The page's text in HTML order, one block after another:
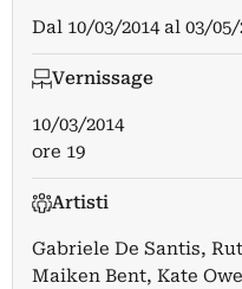
Dal 10/03/2014al 03/05/
Vernissage
10/03/2014
ore 19
Artisti
Gabriele De Santis,
Maiken Bent, Kate